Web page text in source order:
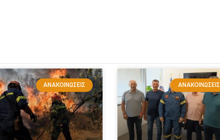
ΑΝΑΚΟΙΝΏΣΕΙΣ ΑΝΑΚΟΙΝΏΣΕΙΣ